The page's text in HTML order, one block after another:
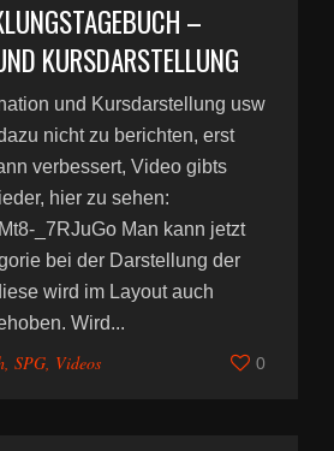
–
KURSDARSTELLUNG
und Kursdarstellung usw
nicht zu berichten, erst
verbessert, Video gibts
hier zu sehen:
_7RJuGo Man kann jetzt
bei der Darstellung der
wird im Layout auch
Wird...
, SPG, Videos 0